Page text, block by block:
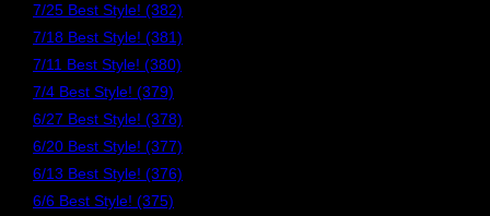
7/25 Best Style! (382)
7/18 Best Style! (381)
7/11 Best Style! (380)
7/4 Best Style! (379)
6/27 Best Style! (378)
6/20 Best Style! (377)
6/13 Best Style! (376)
6/6 Best Style! (375)